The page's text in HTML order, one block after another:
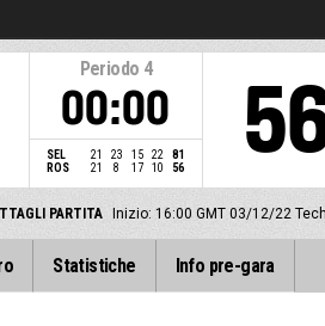
Periodo 4
00:00
SEL 21 23 15 22
81
ROS
21 8 17 10 56
PARTITA Inizio: 16:00 GMT 03/12/22
Statistiche Info pre-gara